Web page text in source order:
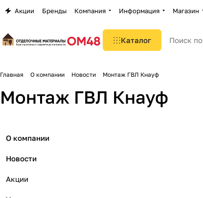
Акции Бренды Компания Информация Магазин
Каталог
Главная О компании Новости Монтаж ГВЛ Кнауф
Монтаж ГВЛ Кнауф
О компании
Новости
Акции